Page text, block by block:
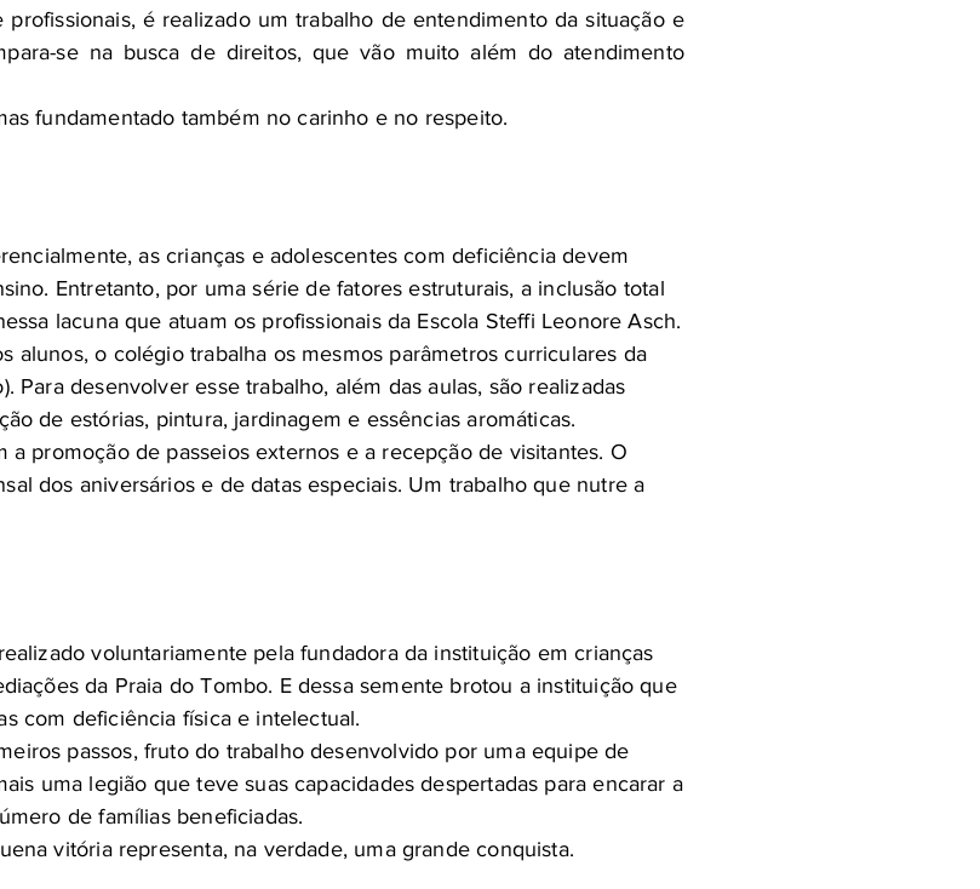
é realizado um trabalho de entendimento da situação e
se na busca de direitos, que vão muito além do atendimento
fundamentado também no carinho e no respeito.
as crianças e adolescentes com deficiência devem
Entretanto, por uma série de fatores estruturais, a inclusão total
lacuna que atuam os profissionais da Escola Steffi Leonore Asch.
alunos, o colégio trabalha os mesmos parâmetros curriculares da
Para desenvolver esse trabalho, além das aulas, são realizadas
de estórias, pintura, jardinagem e essências aromáticas.
promoção de passeios externos e a recepção de visitantes. O
dos aniversários e de datas especiais. Um trabalho que nutre a
voluntariamente pela fundadora da instituição em crianças
da Praia do Tombo. E dessa semente brotou a instituição que
com deficiência física e intelectual.
passos, fruto do trabalho desenvolvido por uma equipe de
uma legião que teve suas capacidades despertadas para encarar a
de famílias beneficiadas.
vitória representa, na verdade, uma grande conquista.